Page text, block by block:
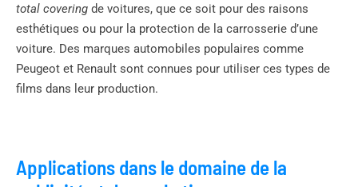
total covering de voitures, que ce soit pour des raisons
esthétiques ou pour la protection de la carrosserie d’une
voiture. Des marques automobiles populaires comme
Peugeot et Renault sont connues pour utiliser ces types de
films dans leur production.
Applications dans le domaine de la